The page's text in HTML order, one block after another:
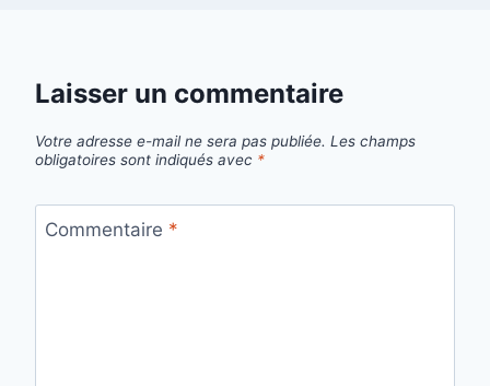
Laisser un commentaire
Votre adresse e-mail ne sera pas publiée. Les champs
obligatoires sont indiqués avec *
Commentaire *